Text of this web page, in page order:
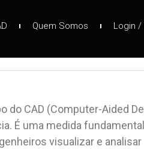
Quem Somos Login /
CAD (Computer-Aided
É uma medida
visualizar e